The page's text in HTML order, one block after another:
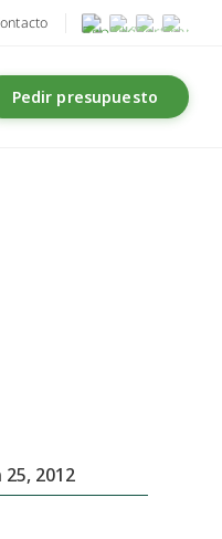
Pedir presupuesto
25, 2012